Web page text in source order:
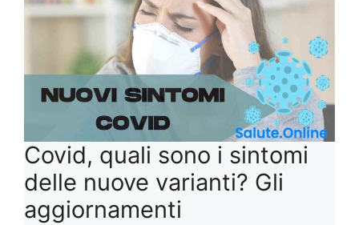
Covid, quali sono i sintomi
delle nuove varianti? Gli
aggiornamenti